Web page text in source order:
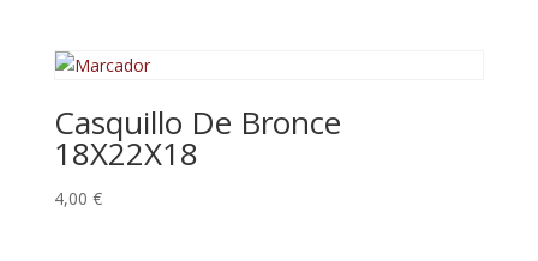
Casquillo De Bronce
18X22X18
4,00 €